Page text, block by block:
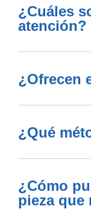
¿Cuáles
atención?
¿Ofrecen
¿Qué
¿Cómo
pieza que